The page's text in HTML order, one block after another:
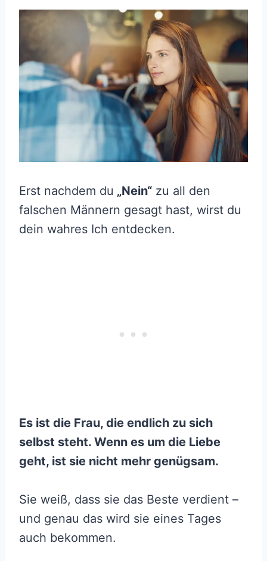
Erst nachdem du „Nein“ zu all den
falschen Männern gesagt hast, wirst du
dein wahres Ich entdecken.
Es ist die Frau, die endlich zu sich
selbst steht. Wenn es um die Liebe
geht, ist sie nicht mehr genügsam.
Sie weiß, dass sie das Beste verdient –
und genau das wird sie eines Tages
auch bekommen.